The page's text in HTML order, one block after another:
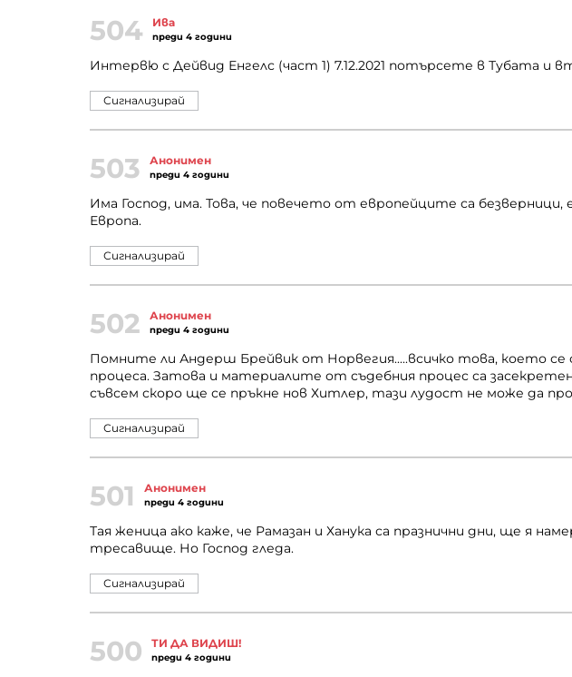
504 Ива
преди 4 години
Интервю с Дейвид Енгелс (част 1) 7.12.2021 потърсете в Тубата и
Сигнализирай
503 Анонимен
преди 4 години
Има Господ, има. Това, че повечето от европейците са безверници,
Европа.
Сигнализирай
502 Анонимен
преди 4 години
Помните ли Андерш Брейвик от Норвегия.....всичко това, което се
процеса. Затова и материалите от съдебния процес са
съвсем скоро ще се пръкне нов Хитлер, тази лудост не може да
Сигнализирай
501 Анонимен
преди 4 години
Тая женица ако каже, че Рамазан и Ханука са празнични дни, ще я
тресавище. Но Господ гледа.
Сигнализирай
500 ТИ ДА ВИДИШ!
преди 4 години